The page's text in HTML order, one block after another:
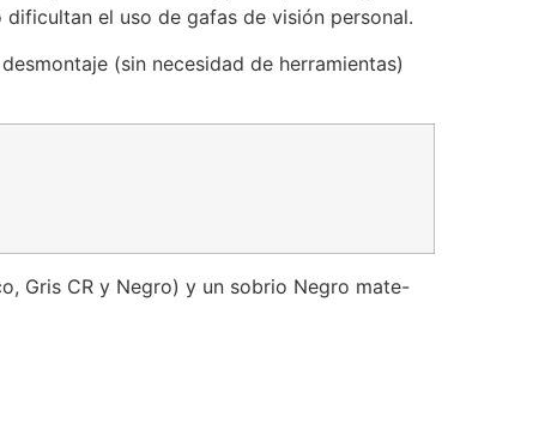
el uso de gafas de visión personal.
(sin necesidad de herramientas)
Gris CR y Negro) y un sobrio Negro mate-